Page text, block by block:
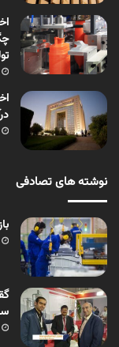
نوشته های تصادفی